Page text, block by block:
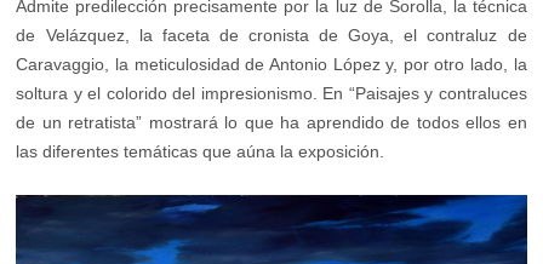
Admite predilección precisamente por la luz de Sorolla, la técnica
de Velázquez, la faceta de cronista de Goya, el contraluz de
Caravaggio, la meticulosidad de Antonio López y, por otro lado, la
soltura y el colorido del impresionismo. En “Paisajes y contraluces
de un retratista” mostrará lo que ha aprendido de todos ellos en
las diferentes temáticas que aúna la exposición.